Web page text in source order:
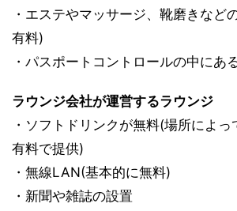
・エステやマッサージ、靴磨きなど
有料)
・パスポートコントロールの中にあ
ラウンジ会社が運営するラウンジ
・ソフトドリンクが無料(場所によ
有料で提供)
・無線LAN(基本的に無料)
・新聞や雑誌の設置